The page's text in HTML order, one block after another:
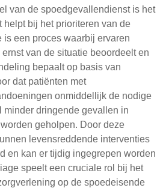
van de spoedgevallendienst is het
helpt bij het prioriteren van de
is een proces waarbij ervaren
van de situatie beoordeelt en
bepaalt op basis van
dat patiënten met
onmiddellijk de nodige
minder dringende gevallen in
geholpen. Door deze
levensreddende interventies
en kan er tijdig ingegrepen worden
speelt een cruciale rol bij het
op de spoedeisende